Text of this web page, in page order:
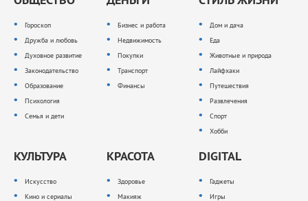
Гороскоп
Дружба и любовь
Духовное развитие
Законодательство
Образование
Психология
Семья и дети
Бизнес и работа
Недвижимость
Покупки
Транспорт
Финансы
Дом и дача
Еда
Животные и природа
Лайфхаки
Путешествия
Развлечения
Спорт
Хобби
КУЛЬТУРА
Искусство
Кино и сериалы
КРАСОТА
Здоровье
Макияж
DIGITAL
Гаджеты
Игры